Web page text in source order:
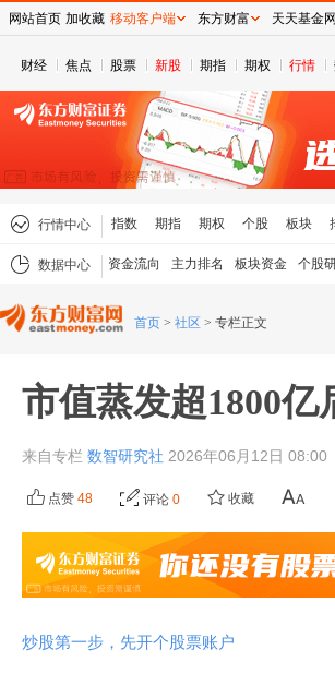
财经 焦点 股票 新股 期指 期权 行情
行情中心 指数 期指 期权 个股 板块
数据中心 资金流向 主力排名 板块资金 个股
首页 > 社区 > 专栏正文
市值蒸发超1800
来自专栏 数智研究社 2026年06月12日 08:00
点赞 48 评论 0 收藏
炒股第一步，先开个股票账户
网站首页 加收藏 移动客户端 东方财富 天天基金网